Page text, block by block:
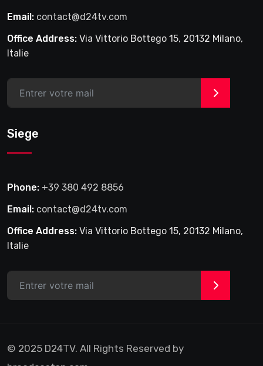
Email: contact@d24tv.com
Office Address: Via Vittorio Bottego 15, 20132 Milano,
Italie
>
Siege
Phone: +39 380 492 8856
Email: contact@d24tv.com
Office Address: Via Vittorio Bottego 15, 20132 Milano,
Italie
>
© 2025 D24TV. All Rights Reserved by